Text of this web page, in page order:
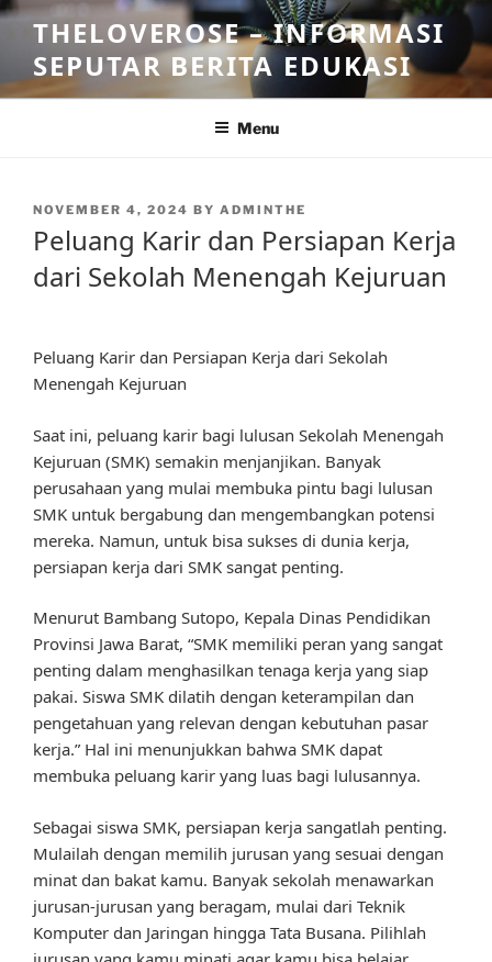
Skip
content
THELOVEROSE – INFORMASI
SEPUTAR BERITA EDUKASI
Menu
POSTED
NOVEMBER 4, 2024 BY ADMINTHE
Peluang Karir dan Persiapan Kerja
dari Sekolah Menengah Kejuruan
Peluang Karir dan Persiapan Kerja dari Sekolah
Menengah Kejuruan
Saat ini, peluang karir bagi lulusan Sekolah Menengah
Kejuruan (SMK) semakin menjanjikan. Banyak
perusahaan yang mulai membuka pintu bagi lulusan
SMK untuk bergabung dan mengembangkan potensi
mereka. Namun, untuk bisa sukses di dunia kerja,
persiapan kerja dari SMK sangat penting.
Menurut Bambang Sutopo, Kepala Dinas Pendidikan
Provinsi Jawa Barat, “SMK memiliki peran yang sangat
penting dalam menghasilkan tenaga kerja yang siap
pakai. Siswa SMK dilatih dengan keterampilan dan
pengetahuan yang relevan dengan kebutuhan pasar
kerja.” Hal ini menunjukkan bahwa SMK dapat
membuka peluang karir yang luas bagi lulusannya.
Sebagai siswa SMK, persiapan kerja sangatlah penting.
Mulailah dengan memilih jurusan yang sesuai dengan
minat dan bakat kamu. Banyak sekolah menawarkan
jurusan-jurusan yang beragam, mulai dari Teknik
Komputer dan Jaringan hingga Tata Busana. Pilihlah